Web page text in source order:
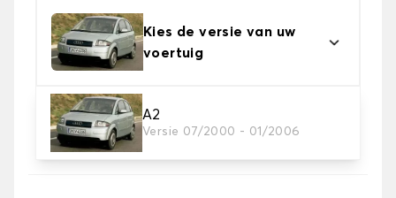
Kies de versie van uw
voertuig
A2
Versie 07/2000 - 01/2006
2. Materiaal
Kies het materiaal van uw kofferbakmat